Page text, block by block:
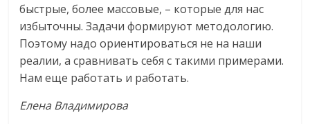
быстрые, более массовые, – которые для нас
избыточны. Задачи формируют методологию.
Поэтому надо ориентироваться не на наши
реалии, а сравнивать себя с такими примерами.
Нам еще работать и работать.
Елена Владимирова